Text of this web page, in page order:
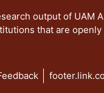
output of UAM
that are